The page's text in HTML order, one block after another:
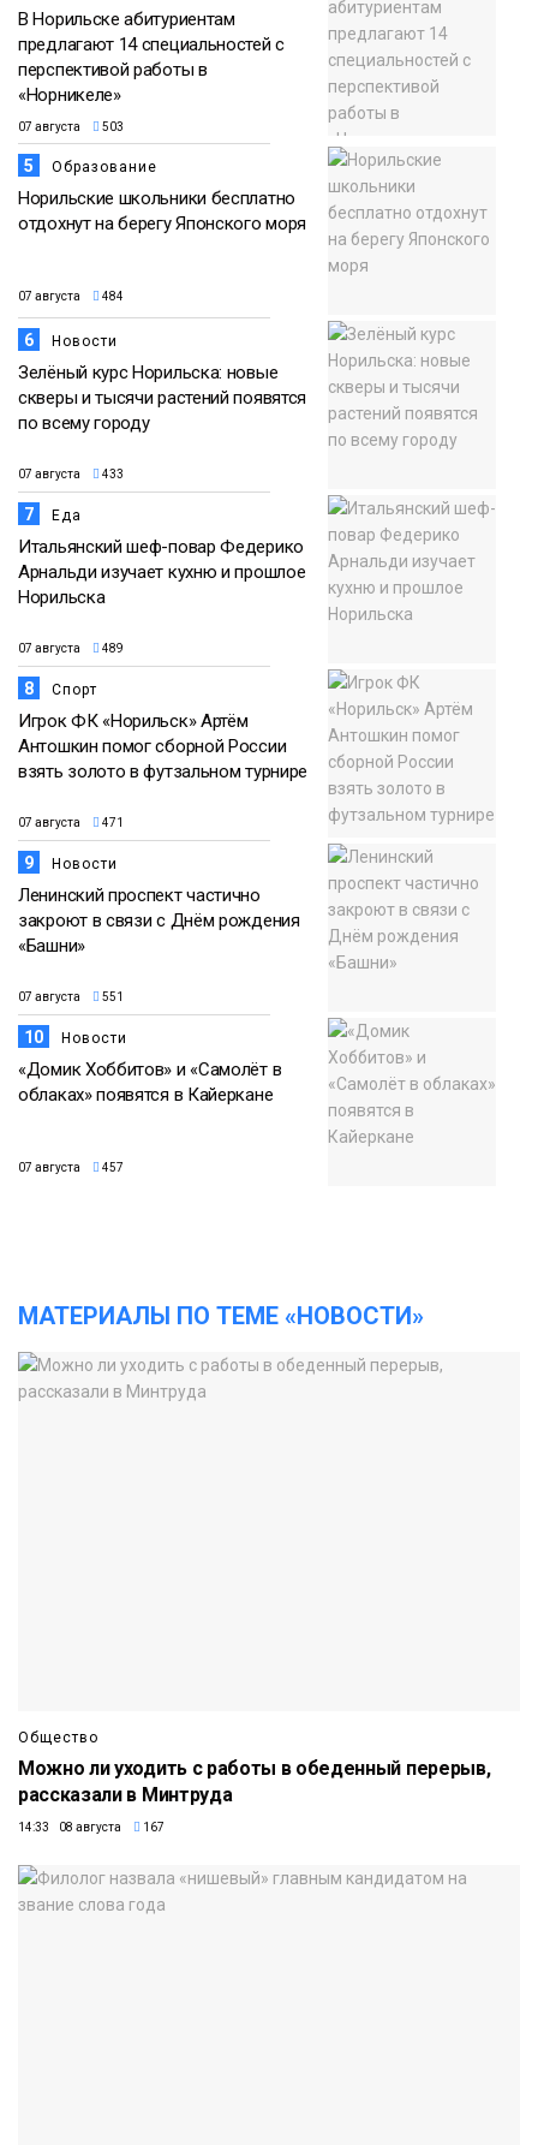
В Норильске абитуриентам
предлагают 14 специальностей с
перспективой работы в
«Норникеле»
07 августа 503
5 Образование
Норильские школьники бесплатно
отдохнут на берегу Японского моря
07 августа 484
6 Новости
Зелёный курс Норильска: новые
скверы и тысячи растений появятся
по всему городу
07 августа 433
7 Еда
Итальянский шеф-повар Федерико
Арнальди изучает кухню и прошлое
Норильска
07 августа 489
8 Спорт
Игрок ФК «Норильск» Артём
Антошкин помог сборной России
взять золото в футзальном турнире
07 августа 471
9 Новости
Ленинский проспект частично
закроют в связи с Днём рождения
«Башни»
07 августа 551
10 Новости
«Домик Хоббитов» и «Самолёт в
облаках» появятся в Кайеркане
07 августа 457
МАТЕРИАЛЫ ПО ТЕМЕ «НОВОСТИ»
Общество
Можно ли уходить с работы в обеденный перерыв,
рассказали в Минтруда
14:33 08 августа 167